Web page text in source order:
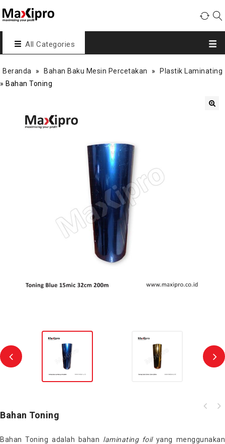
All Categories
Beranda » Bahan Baku Mesin Percetakan »
Plastik Laminating
» Bahan Toning
Bahan Toning
Bahan Toning adalah bahan laminating foilyang menggunakan